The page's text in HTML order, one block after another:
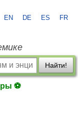
EN DE ES FR
Найти!
⚽